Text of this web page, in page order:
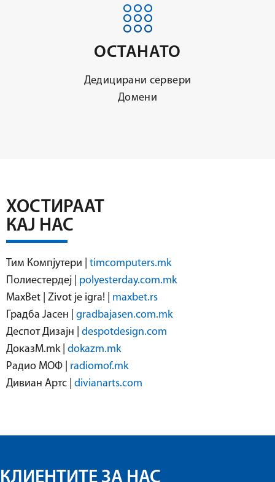
ОСТАНАТО
Дедицирани сервери
Домени
ХОСТИРААТ
КАЈ НАС
Тим Компјутери | timcomputers.mk
Полиестердеј | polyesterday.com.mk
MaxBet | Zivot je igra! | maxbet.rs
Градба Јасен | gradbajasen.com.mk
Деспот Дизајн | despotdesign.com
ДоказМ.mk | dokazm.mk
Радио МОФ | radiomof.mk
Дивиан Артс | divianarts.com
КЛИЕНТИТЕ ЗА НАС